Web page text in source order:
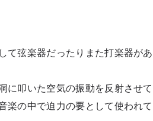
て弦楽器だったりまた打楽器があ
に叩いた空気の振動を反射させて
楽の中で迫力の要として使われて